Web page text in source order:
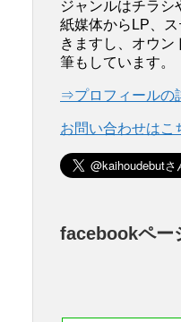
ジャンルはチラシ
紙媒体からLP、
きますし、オウン
筆もしています。
⇒プロフィールの
お問い合わせはこ
facebookペー